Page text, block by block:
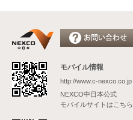
モバイル情報
http://www.c-nexco.co.jp
NEXCO中日本公式
モバイルサイトはこちら